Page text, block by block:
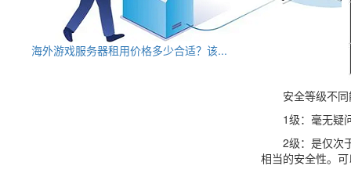
海外游戏服务器租用价格多少合适？该...
安全等级不同
1级：毫无疑问
2级：是仅次于
相当的安全性。